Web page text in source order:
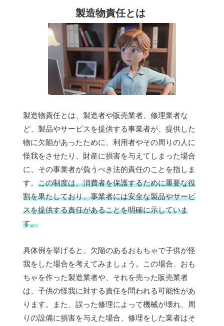
製造物責任とは
製造物責任とは、製造者や販売業者、修理業者な
ど、製品やサービスを提供する事業者が、提供した
物に欠陥があったために、利用者やその周りの人に
怪我をさせたり、財産に損害を与えてしまった場合
に、その事業者が負うべき法的責任のことを指しま
す。 この制度は、消費者を保護するために重要な役
割を果たしており、事業者には安全な製品やサービ
スを提供する責任があることを明確に示していま
す。
具体例を挙げると、欠陥のあるおもちゃで子供が怪
我をした場合を考えてみましょう。この場合、おも
ちゃを作った製造業者や、それを売った販売業者
は、子供の怪我に対する責任を問われる可能性があ
ります。また、誤った修理によって機械が壊れ、周
りの設備に損害を与えた場合、修理をした業者はそ